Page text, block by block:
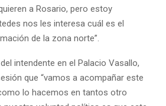
a Rosario, pero estoy
nos les interesa cuál es el
de la zona norte”.
intendente en el Palacio Vasallo,
que “vamos a acompañar este
lo hacemos en tantos otro